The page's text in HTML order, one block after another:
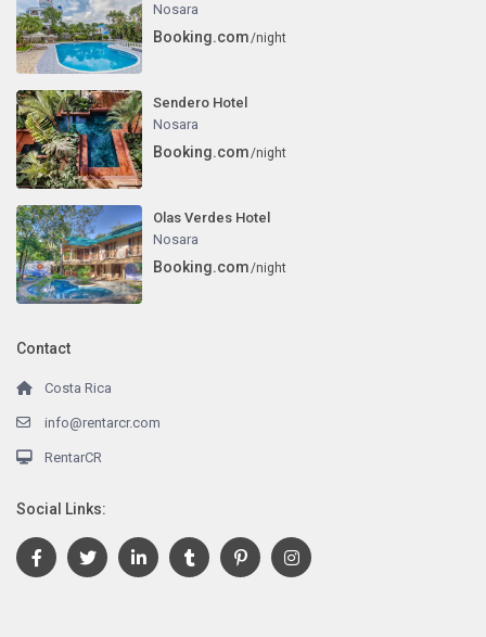
Nosara
Booking.com/night
Sendero Hotel
Nosara
Booking.com/night
Olas Verdes Hotel
Nosara
Booking.com/night
Contact
Costa Rica
info@rentarcr.com
RentarCR
Social Links: